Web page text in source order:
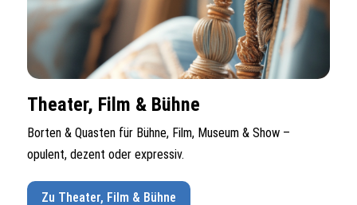
Theater, Film & Bühne
Borten & Quasten für Bühne, Film, Museum & Show –
opulent, dezent oder expressiv.
Zu Theater, Film & Bühne